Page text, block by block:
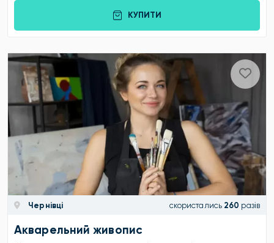
КУПИТИ
Чернівці скористались 260 разів
Акварельний живопис